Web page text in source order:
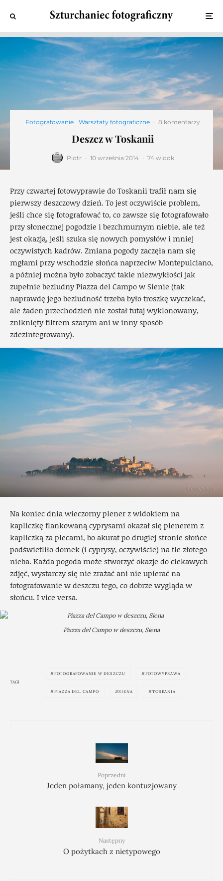
Fotografowanie Warsztaty fotograficzne · 8 komentarzy
Deszcz w Toskanii
Piotr · 10 września 2014 · 74 widok
Przy czwartej fotowyprawie do Toskanii trafił nam się
pierwszy deszczowy dzień. To jest oczywiście problem,
jeśli chce się fotografować to, co zawsze się fotografowało
przy słonecznej pogodzie i bezchmurnym niebie, ale też
jest okazją, jeśli szuka się nowych pomysłów i mniej
oczywistych kadrów. Zmiana pogody zaczęła nam się
mgłami przy wschodzie słońca naprzeciw Montepulciano,
a później można było zobaczyć takie niezwykłości jak
zupełnie bezludny Piazza del Campo w Sienie (tak
naprawdę jego bezludność trzeba było troszkę wyczekać,
ale żaden przechodzień nie został tutaj wyklonowany,
zniknięty filtrem szarym ani w inny sposób
zdezintegrowany).
Na koniec dnia wieczorny plener z widokiem na
kapliczkę flankowaną cyprysami okazał się plenerem z
kapliczką za plecami, bo akurat po drugiej stronie słońce
podświetliło domek (i cyprysy, oczywiście) na tle złotego
nieba. Każda pogoda może stworzyć okazje do ciekawych
zdjęć, wystarczy się nie zrażać ani nie upierać na
fotografowanie w deszczu tego, co dobrze wygląda w
słońcu. I vice versa.
Piazza del Campo w deszczu, Siena
TAGI
FOTOGRAFOWANIE W DESZCZU FOTOWYPRAWA
PIAZZA DEL CAMPO SIENA TOSKANIA
Poprzedni
Jeden połamany, jeden kontuzjowany
Następny
O pożytkach z nietypowego